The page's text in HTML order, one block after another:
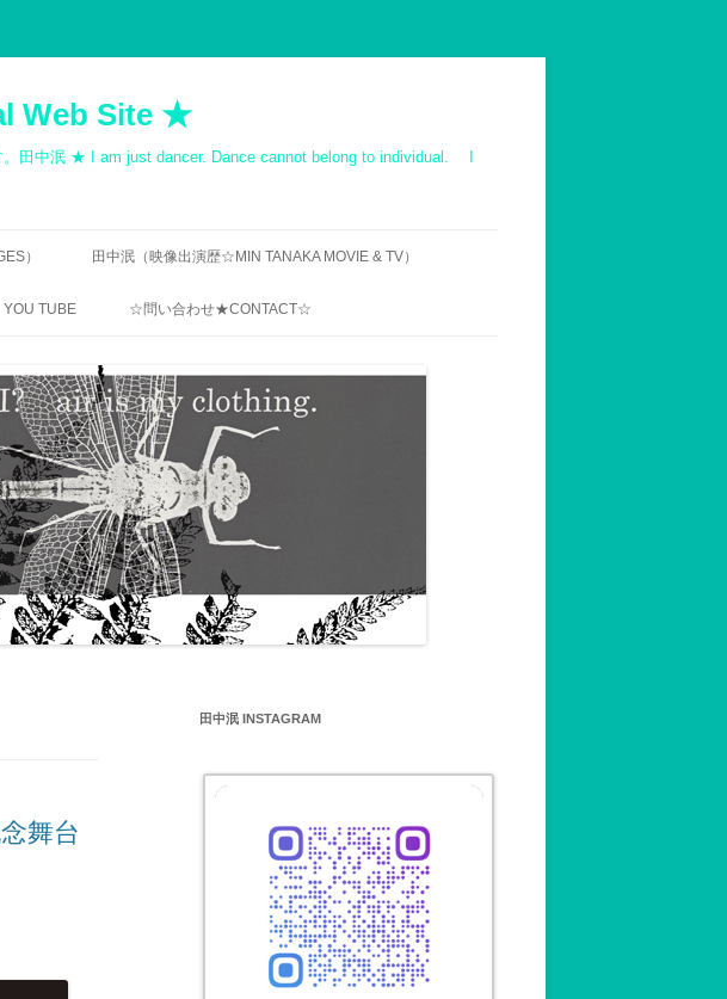
Web Site ★
。田中泯 ★ I am just dancer. Dance cannot belong to individual. I
） 田中泯（映像出演歴☆MIN TANAKA MOVIE & TV）
出演一覧｜MOVIE ｜TV｜OTHER
YOU TUBE
CHOREOGRAPHY
田中泯「場踊り」映像資料
“THE UNNAMEABLE DANCE”
DIRECTOR’S INTERVIEW
☆問い合わせ★CONTACT☆
ご連絡用メールアドレス
【FREQUENT INQUIRY】MIN
TANAKA’S WORK-SHOP,ABOUT
BUTOH,VISIT AND STAY
ABOUT MIN TANAKA’S
WORKSHOP 田中泯ワークショッ
プについて
舞台
田中泯 INSTAGRAM